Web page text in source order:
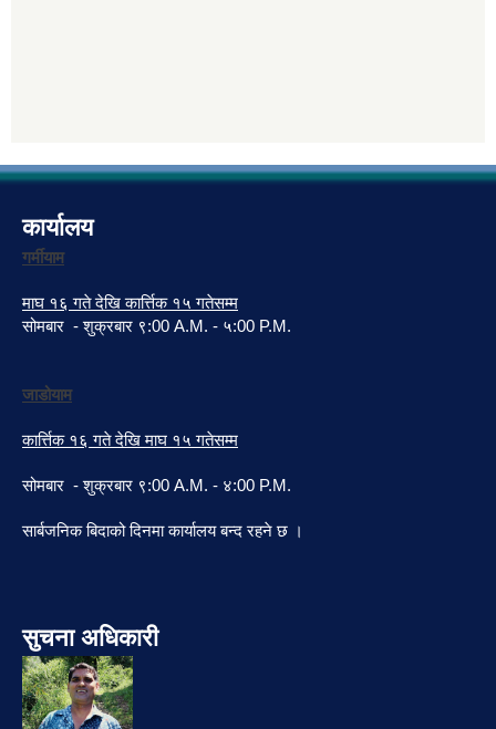
कार्यालय
गर्मीयाम
माघ १६ गते देखि कार्त्तिक १५ गतेसम्म
सोमबार - शुक्रबार ९:00 A.M. - ५:00 P.M.
जाडोयाम
कार्त्तिक १६ गते देखि माघ १५ गतेसम्म
सोमबार - शुक्रबार ९:00 A.M. - ४:00 P.M.
सार्बजनिक बिदाको दिनमा कार्यालय बन्द रहने छ ।
सुचना अधिकारी